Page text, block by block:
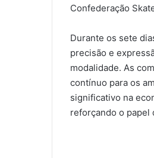
Confederação
Durante os sete
precisão e
modalidade. As
contínuo para os
significativo na
reforçando o papel